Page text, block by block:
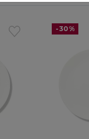
-30%